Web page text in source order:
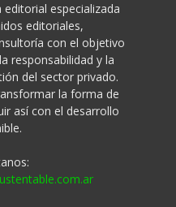
editorial especializada
editoriales,
con el objetivo
responsabilidad y la
del sector privado.
la forma de
así con el desarrollo